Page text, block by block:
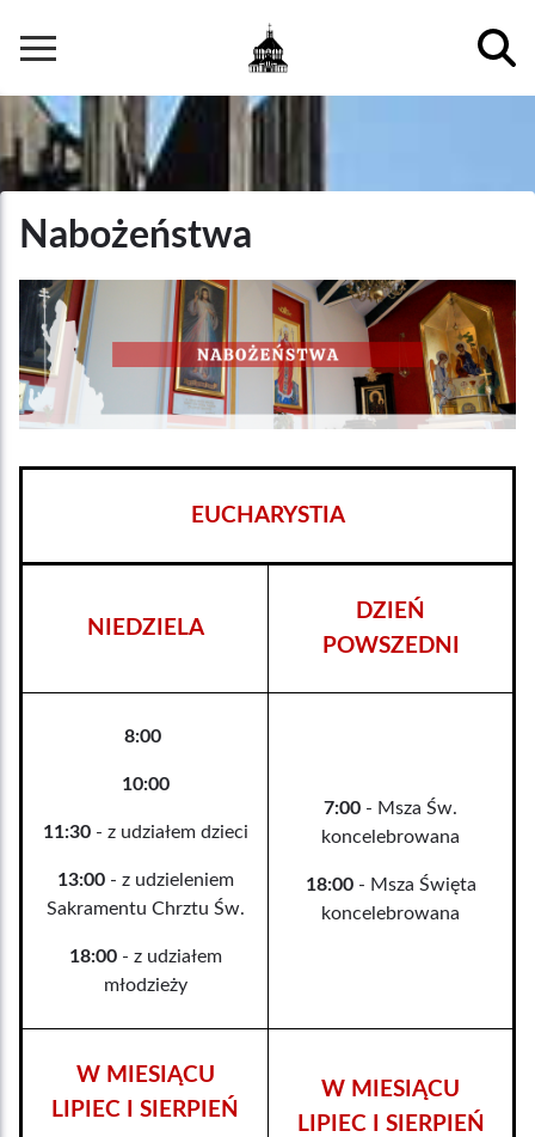
do
treści
Główna
nawigacja
Nabożeństwa
EUCHARYSTIA
NIEDZIELA
DZIEŃ
POWSZEDNI
8:00
10:00
11:30- z udziałem dzieci
13:00- z udzieleniem
Sakramentu Chrztu Św.
18:00- z udziałem
młodzieży
7:00 - Msza Św.
koncelebrowana
18:00- Msza Święta
koncelebrowana
W MIESIĄCU
LIPIEC I SIERPIEŃ
W MIESIĄCU
LIPIEC I SIERPIEŃ